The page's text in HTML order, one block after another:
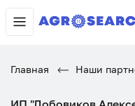
Главная Наши